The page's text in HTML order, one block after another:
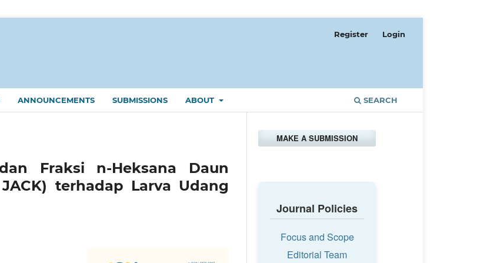
ANNOUNCEMENTS SUBMISSIONS ABOUT SEARCH
Register Login
Fraksi n-Heksana Daun
terhadap Larva Udang
MAKE A SUBMISSION
Journal Policies
Focus and Scope
Editorial Team